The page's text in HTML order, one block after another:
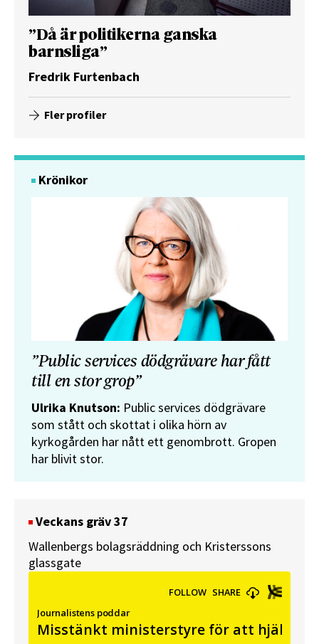
”Då är politikerna ganska
barnsliga”
Fredrik Furtenbach
Fler profiler
Krönikor
”Public services dödgrävare har fått
till en stor grop”
Ulrika Knutson: Public services dödgrävare
som stått och skottat i olika hörn av
kyrkogården har nått ett genombrott. Gropen
har blivit stor.
Veckans gräv 37
Wallenbergs bolagsräddning och Kristerssons
glassgate